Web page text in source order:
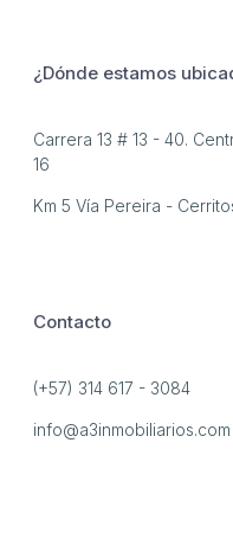
¿Dónde estamos
Carrera 13 # 13 - 40.
16
Km 5 Vía Pereira -
Contacto
(+57) 314 617 - 3084
info@a3inmobiliarios.com